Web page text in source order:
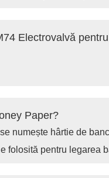
Paper?
numește hârtie de
folosită pentru legarea